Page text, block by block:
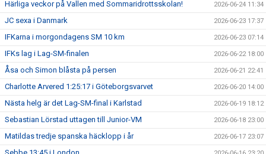
Härliga veckor på Vallen med Sommaridrottsskolan! 2026-06-24 11:34
JC sexa i Danmark 2026-06-23 17:37
IFKarna i morgondagens SM 10 km 2026-06-23 07:14
IFKs lag i Lag-SM-finalen 2026-06-22 18:00
Åsa och Simon blåsta på persen 2026-06-21 22:41
Charlotte Arvered 1:25:17 i Göteborgsvarvet 2026-06-20 14:00
Nästa helg är det Lag-SM-final i Karlstad 2026-06-19 18:12
Sebastian Lörstad uttagen till Junior-VM 2026-06-18 23:00
Matildas tredje spanska häcklopp i år 2026-06-17 23:07